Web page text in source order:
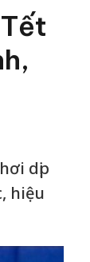
dịp
hiệu